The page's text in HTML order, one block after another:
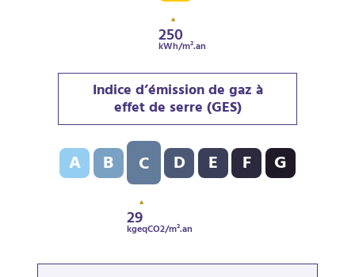
250
kWh/m².an
Indice d’émission de gaz à
effet de serre (GES)
Indice d’émission de gaz à effet de serre (GES) : C - 29
A B C
29
kgeqCO2/m².an
D E F G